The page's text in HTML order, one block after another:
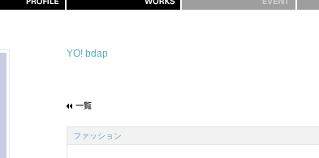
YO! bdap
ファッション